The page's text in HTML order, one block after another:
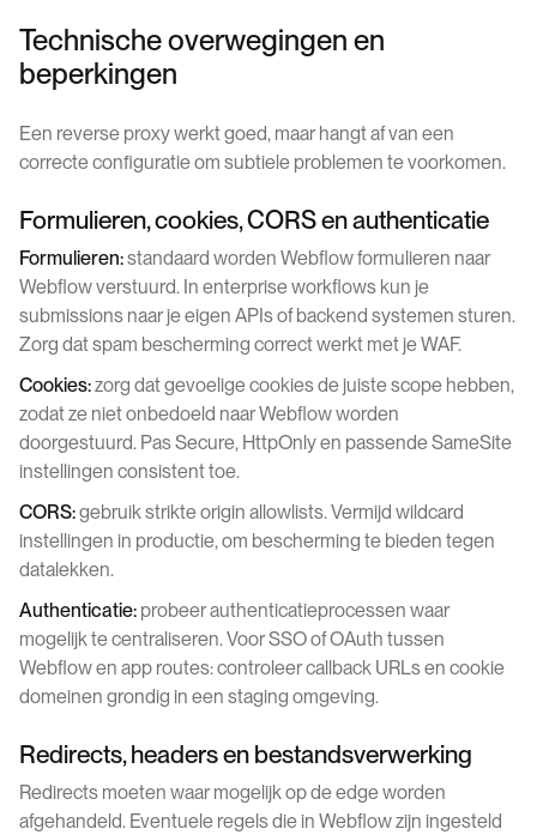
Technische overwegingen en
beperkingen
Een reverse proxy werkt goed, maar hangt af van een
correcte configuratie om subtiele problemen te voorkomen.
Formulieren, cookies, CORS en authenticatie
Formulieren:standaard worden Webflow formulieren naar
Webflow verstuurd. In enterprise workflows kun je
submissions naar je eigen APIs of backend systemen sturen.
Zorg dat spam bescherming correct werkt met je WAF.
Cookies:zorg dat gevoelige cookies de juiste scope hebben,
zodat ze niet onbedoeld naar Webflow worden
doorgestuurd. Pas Secure, HttpOnly en passende SameSite
instellingen consistent toe.
CORS:gebruik strikte origin allowlists. Vermijd wildcard
instellingen in productie, om bescherming te bieden tegen
datalekken.
Authenticatie: probeer authenticatieprocessen waar
mogelijk te centraliseren. Voor SSO of OAuth tussen
Webflow en app routes: controleer callback URLs en cookie
domeinen grondig in een staging omgeving.
Redirects, headers en bestandsverwerking
Redirects moeten waar mogelijk op de edge worden
afgehandeld. Eventuele regels die in Webflow zijn ingesteld